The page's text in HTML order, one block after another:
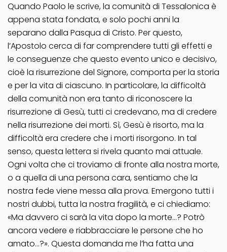
Quando Paolo le scrive, la comunità di Tessalonica è
appena stata fondata, e solo pochi anni la
separano dalla Pasqua di Cristo. Per questo,
l’Apostolo cerca di far comprendere tutti gli effetti e
le conseguenze che questo evento unico e decisivo,
cioè la risurrezione del Signore, comporta per la storia
e per la vita di ciascuno. In particolare, la difficoltà
della comunità non era tanto di riconoscere la
risurrezione di Gesù, tutti ci credevano, ma di credere
nella risurrezione dei morti. Sì, Gesù è risorto, ma la
difficoltà era credere che i morti risorgono. In tal
senso, questa lettera si rivela quanto mai attuale.
Ogni volta che ci troviamo di fronte alla nostra morte,
o a quella di una persona cara, sentiamo che la
nostra fede viene messa alla prova. Emergono tutti i
nostri dubbi, tutta la nostra fragilità, e ci chiediamo:
«Ma davvero ci sarà la vita dopo la morte…? Potrò
ancora vedere e riabbracciare le persone che ho
amato…?». Questa domanda me l’ha fatta una